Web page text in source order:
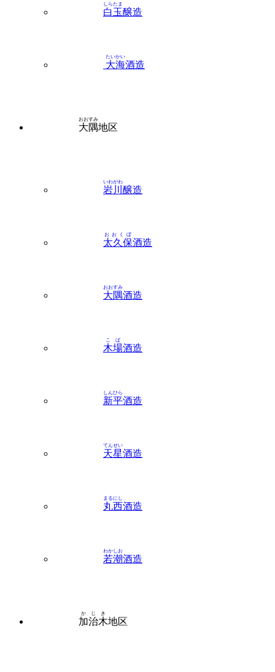
白玉
しらたま
醸造
大海
たいかい
酒造
大隅
おおすみ
地区
岩川
いわがわ
醸造
太久保
おおくぼ
酒造
大隅
おおすみ
酒造
木場
こば
酒造
新平
しんひら
酒造
天星
てんせい
酒造
丸西
まるにし
酒造
若潮
わかしお
酒造
加治木
かじき
地区